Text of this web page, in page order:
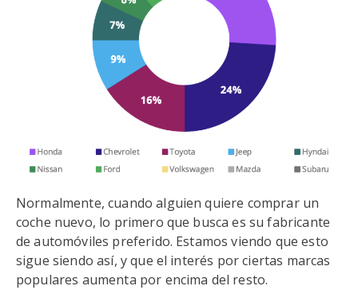
Normalmente, cuando alguien quiere comprar un
coche nuevo, lo primero que busca es su fabricante
de automóviles preferido. Estamos viendo que esto
sigue siendo así, y que el interés por ciertas marcas
populares aumenta por encima del resto.